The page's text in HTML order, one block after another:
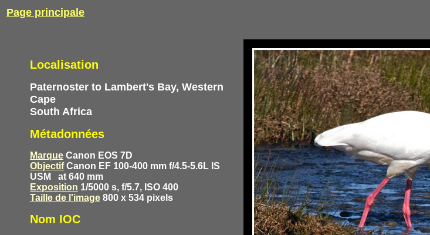
Page principale
Localisation
Paternoster to Lambert's Bay, Western
Cape
South Africa
Métadonnées
Marque Canon EOS 7D
ObjectifCanon EF 100-400 mm f/4.5-5.6L IS
USM
at 640 mm
Exposition 1/5000 s, f/5.7, ISO 400
Taille de l'image 800 x 534 pixels
Nom IOC